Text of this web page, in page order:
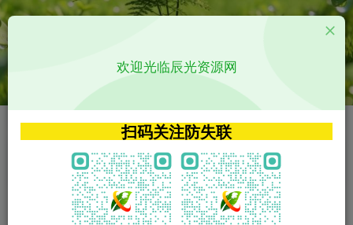
VIP特权介绍 APP源码
VIP特权介绍
火
VIP特权介绍
影视源码
影视源码
欢迎光临辰光资源网
扫码关注防失联